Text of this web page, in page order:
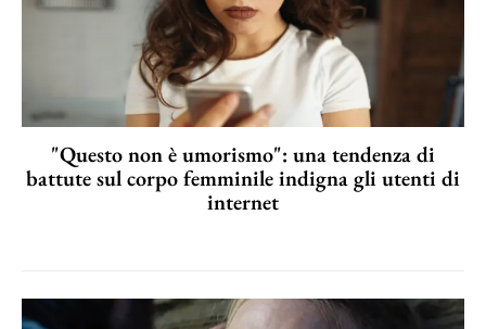
"Questo non è umorismo": una tendenza di
battute sul corpo femminile indigna gli utenti di
internet